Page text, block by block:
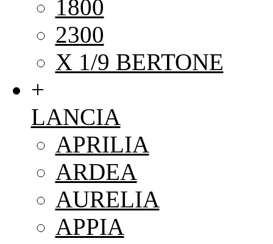
1800
2300
X 1/9 BERTONE
+
LANCIA
APRILIA
ARDEA
AURELIA
APPIA